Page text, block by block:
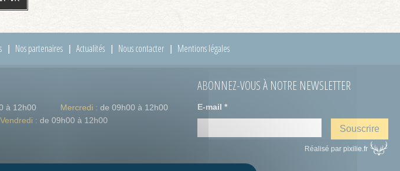
Nos partenaires Actualités Nous contacter Mentions légales
ABONNEZ-VOUS À NOTRE NEWSLETTER
E-mail *
à 12h00 Mercredi : de 09h00 à 12h00
Vendredi : de 09h00 à 12h00
Réalisé par pixilie.fr